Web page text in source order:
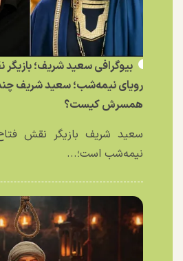
بیوگرافی سعید شریف؛
رویای نیمه‌شب؛ سعید شریف
همسرش کیست؟
سعید شریف بازیگر نقش
نیمه‌شب است؛...